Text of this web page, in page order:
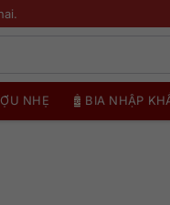
NHẸ BIA NHẬP